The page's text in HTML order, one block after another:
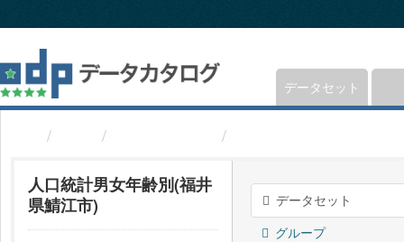
キ
プ
し
て
データセット
人口統計男女年齢別(福井
県鯖江市)
データセット
グループ